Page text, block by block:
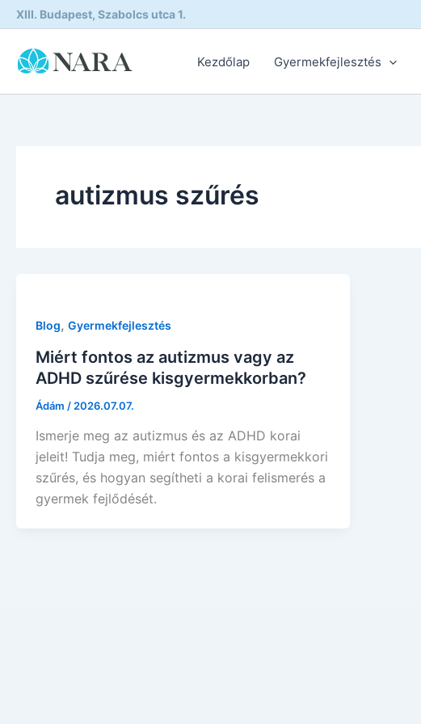
Skip
to
content
XIII. Budapest, Szabolcs utca 1.
Kezdőlap Gyermekfejlesztés
autizmus szűrés
Blog, Gyermekfejlesztés
Miért fontos az autizmus vagy az
ADHD szűrése kisgyermekkorban?
Ádám / 2026.07.07.
Ismerje meg az autizmus és az ADHD korai
jeleit! Tudja meg, miért fontos a kisgyermekkori
szűrés, és hogyan segítheti a korai felismerés a
gyermek fejlődését.